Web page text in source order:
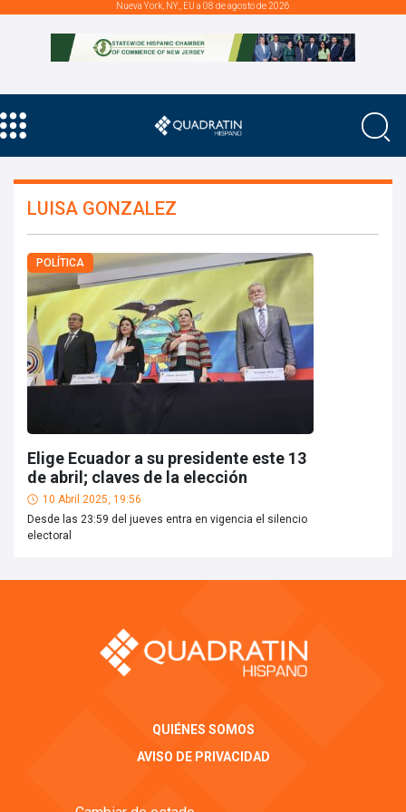
Nueva York, NY., EU a 08 de agosto de 2026
LUISA GONZALEZ
POLÍTICA
Elige Ecuador a su presidente este 13
de abril; claves de la elección
10 Abril 2025, 19:56
Desde las 23:59 del jueves entra en vigencia el silencio
electoral
QUIÉNES SOMOS
AVISO DE PRIVACIDAD